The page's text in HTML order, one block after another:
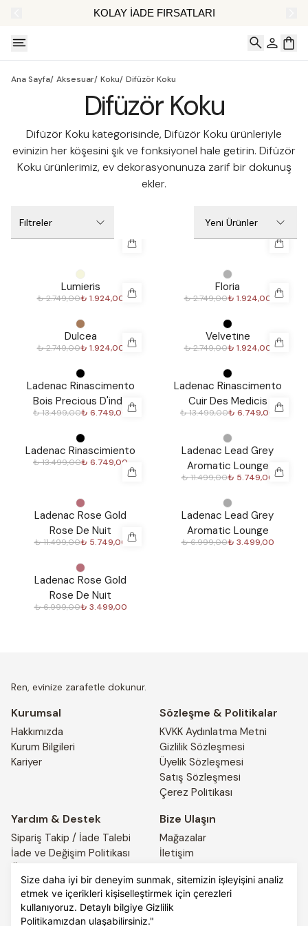
Size daha iyi bir deneyim sunmak, sitemizin işleyişini analiz
etmek ve içerikleri kişiselleştirmek için çerezleri
kullanıyoruz. Detaylı bilgiye Gizlilik
Politikamızdan ulaşabilirsiniz."
KOLAY İADE FIRSATLARI
Ana Sayfa/ Aksesuar/ Koku/ Difüzör Koku
Difüzör Koku
Difüzör Koku kategorisinde, Difüzör Koku ürünleriyle
evinizin her köşesini şık ve fonksiyonel hale getirin. Difüzör
Koku ürünlerimiz, ev dekorasyonunuza zarif bir dokunuş
ekler.
Filtreler Yeni Ürünler
Lumieris
₺ 2.749,00₺ 1.924,00
Floria
₺ 2.749,00₺ 1.924,00
Dulcea
₺ 2.749,00₺ 1.924,00
Velvetine
₺ 2.749,00₺ 1.924,00
Ladenac Rinascimento
Bois Precious D'inde
₺ 13.499,00₺ 6.749,00
Ladenac Rinascimento
Cuir Des Medicis
₺ 13.499,00₺ 6.749,00
Ladenac Rinascimiento
₺ 13.499,00₺ 6.749,00
Ladenac Lead Grey
Aromatic Lounge
₺ 11.499,00₺ 5.749,00
Ladenac Rose Gold
Rose De Nuit
₺ 11.499,00₺ 5.749,00
Ladenac Lead Grey
Aromatic Lounge
₺ 6.999,00₺ 3.499,00
Ladenac Rose Gold
Rose De Nuit
₺ 6.999,00₺ 3.499,00
Ren, evinize zarafetle dokunur.
Kurumsal
Hakkımızda
Kurum Bilgileri
Kariyer
Sözleşme & Politikalar
KVKK Aydınlatma Metni
Gizlilik Sözleşmesi
Üyelik Sözleşmesi
Satış Sözleşmesi
Çerez Politikası
Yardım & Destek
Sipariş Takip / İade Talebi
İade ve Değişim Politikası
Bize Ulaşın
Mağazalar
İletişim
© 2025 REN HOME. All rights reserved.
PRIVACY POLICYTERMS OF SERVICE